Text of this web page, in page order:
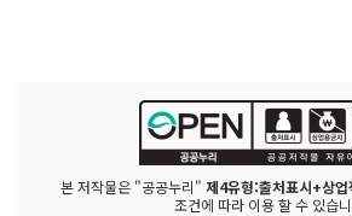
본 저작물은 "공공누리" 제4유형:출처표시+상
조건에 따라 이용 할 수 있습